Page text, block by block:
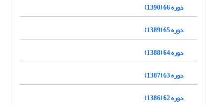
دوره 66 (1390)
دوره 65 (1389)
دوره 64 (1388)
دوره 63 (1387)
دوره 62 (1386)